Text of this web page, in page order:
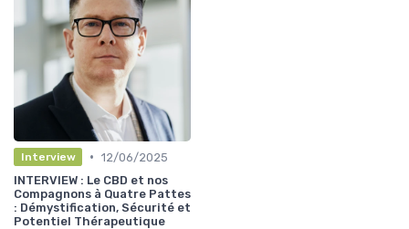
Interview • 12/06/2025
INTERVIEW : Le CBD et nos
Compagnons à Quatre Pattes
: Démystification, Sécurité et
Potentiel Thérapeutique